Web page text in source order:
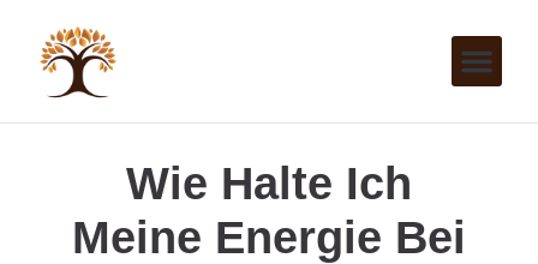
Wie Halte Ich
Meine Energie Bei